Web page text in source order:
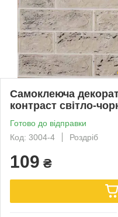
Самоклеюча
контраст світло-
Готово до відправки
Код: 3004-4
Роздріб
109 ₴